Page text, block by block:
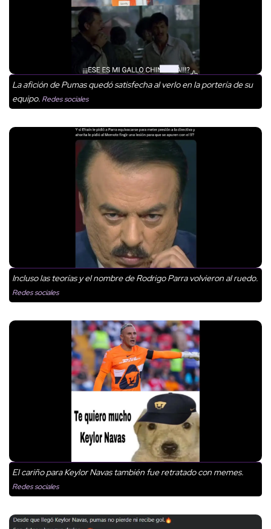
La afición de Pumas quedó satisfecha al verlo en la portería de su
equipo. Redes sociales
Incluso las teorías y el nombre de Rodrigo Parra volvieron al ruedo.
Redes sociales
El cariño para Keylor Navas también fue retratado con memes.
Redes sociales